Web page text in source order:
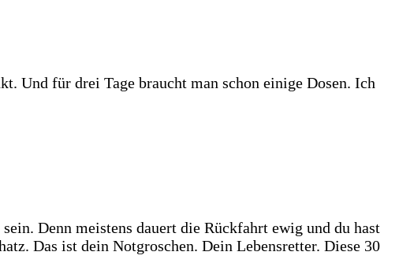
Und für drei Tage braucht man schon einige Dosen. Ich
Denn meistens dauert die Rückfahrt ewig und du hast
Das ist dein Notgroschen. Dein Lebensretter. Diese 30